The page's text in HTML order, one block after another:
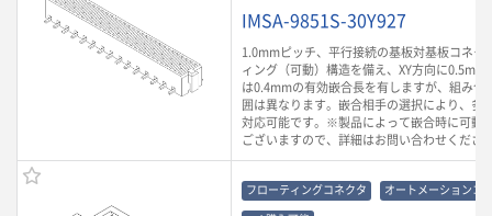
IMSA-9851S-30Y927
1.0mmピッチ、平行接続の基板対基板コネク
ィング（可動）構造を備え、XY方向に
は0.4mmの有効嵌合長を有しますが、組み合
囲は異なります。嵌合相手の選択により、多
対応可能です。※製品によって嵌合時に可動
ございますので、詳細はお問い合わせくださ
フローティングコネクタ オートメーションコ